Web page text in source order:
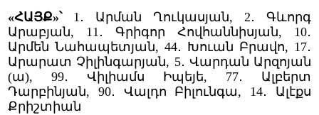
«ՀԱՅՔ»՝1․ Արման Ղուկասյան, 2․ Գևորգ
Արաբյան, 11․ Գրիգոր Հովհաննիսյան, 10․
Արմեն Նահապետյան, 44․ Խուան Բրավո, 17․
Արարատ Չիլինգարյան, 5․ Վարդան Արզոյան
(ա), 99․ Վիլիամս Իպեյե, 77․ Ալբերտ
Դարբինյան, 90․ Վալդո Բիլունգա, 14․ Ալէքս
Քրիշտիան